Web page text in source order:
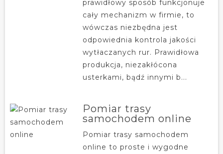
prawidłowy sposób funkcjonuje
cały mechanizm w firmie, to
wówczas niezbędna jest
odpowiednia kontrola jakości
wytłaczanych rur. Prawidłowa
produkcja, niezakłócona
usterkami, bądź innymi b...
Pomiar trasy
samochodem online
Pomiar trasy samochodem
online to proste i wygodne